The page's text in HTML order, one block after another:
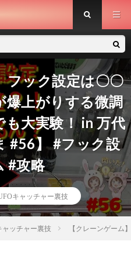
フック設定は〇〇
爆上がりする微調
大実験！ in 万代
#56】 #フック設
#攻略
キャッチャー裏技
ャッチャー裏技 【クレーンゲーム